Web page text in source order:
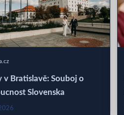
v Bratislavě: Souboj o
Slovenska